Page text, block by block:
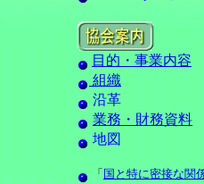
目的・事業内容
組織
沿革
業務・財務資料
地図
「 国と特に密接な関